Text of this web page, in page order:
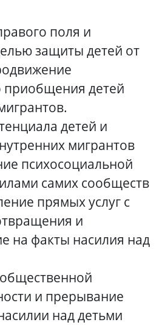
поля и
защиты детей от
приобщения детей
детей и
мигрантов
психосоциальной
самих сообществ
прямых услуг с
и
на факты насилия над
и прерывание
над детьми